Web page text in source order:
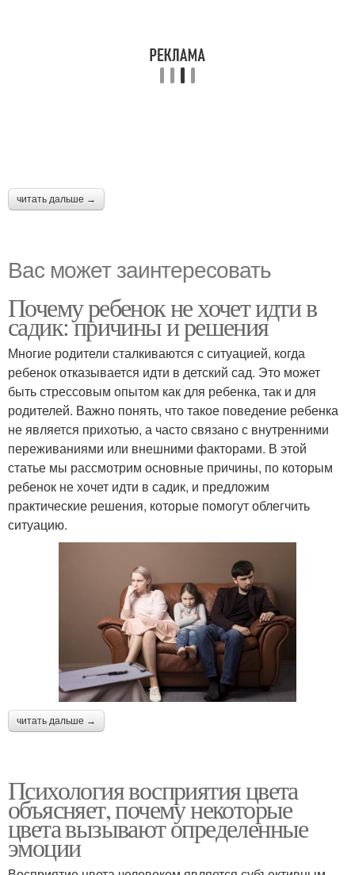
читать дальше →
Вас может заинтересовать
Почему ребенок не хочет идти в
садик: причины и решения
Многие родители сталкиваются с ситуацией, когда
ребенок отказывается идти в детский сад. Это может
быть стрессовым опытом как для ребенка, так и для
родителей. Важно понять, что такое поведение ребенка
не является прихотью, а часто связано с внутренними
переживаниями или внешними факторами. В этой
статье мы рассмотрим основные причины, по которым
ребенок не хочет идти в садик, и предложим
практические решения, которые помогут облегчить
ситуацию.
читать дальше →
Психология восприятия цвета
объясняет, почему некоторые
цвета вызывают определенные
эмоции